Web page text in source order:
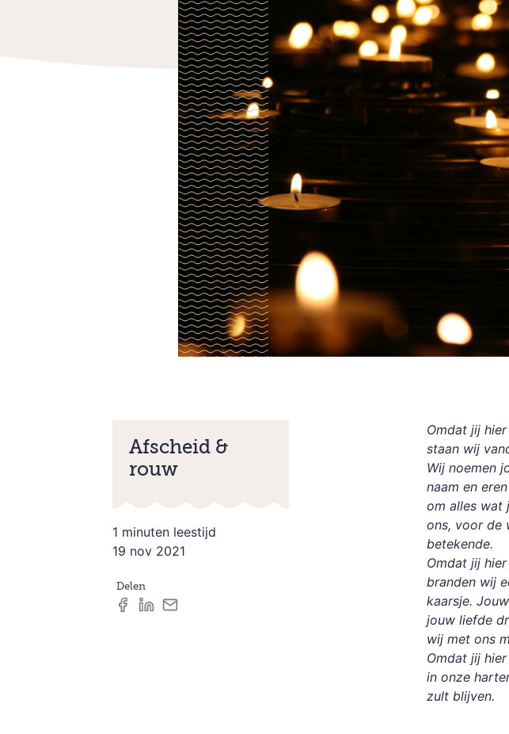
Omdat jij
staan wij
Wij noemen
naam en
om alles wat
ons, voor de
betekende.
Omdat jij
branden wij
kaarsje.
jouw liefde
wij met ons
Omdat jij
in onze
zult blijven.
Afscheid &
rouw
1 minuten leestijd
19 nov 2021
Delen